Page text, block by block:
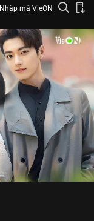
Nhập mã VieON